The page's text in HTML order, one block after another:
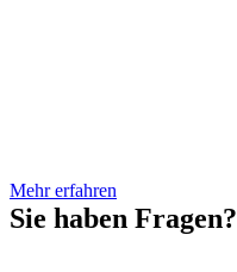
Mehr erfahren
Sie haben Fragen?